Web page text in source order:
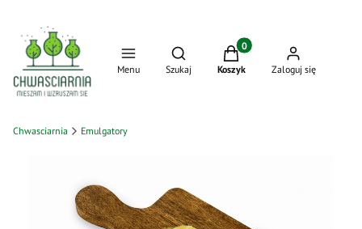
Menu
Otwórz wyszukiwarkę
Szukaj
Produkty w koszyku: 0.
Koszyk Zaloguj się
Chwasciarnia Emulgatory